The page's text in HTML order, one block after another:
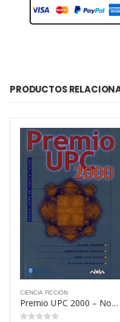
PRODUCTOS
CIENCIA FICCIÓN
Premio UPC 2000 – Novela Corta de Ciencia Ficción – Javier Negrete